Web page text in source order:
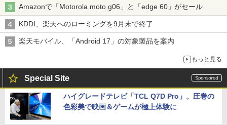
Amazonで「Motorola moto g06」と「edge 60」がセール
KDDI、楽天へのローミングを9月末で終了
楽天モバイル、「Android 17」の対象製品を案内
もっと見る
Special Site
ハイグレードテレビ「TCL Q7D Pro」。圧巻の
色彩美で映画＆ゲームが極上体験に